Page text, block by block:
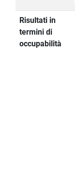
Risultati in
termini di
occupabilità